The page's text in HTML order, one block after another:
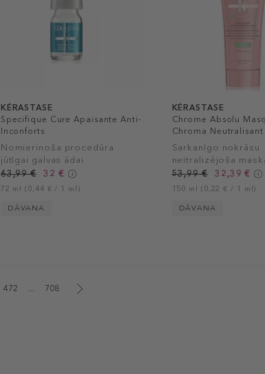
KÉRASTASE
Specifique Cure Apaisante Anti-
Inconforts
Nomierinoša procedūra
jūtīgai galvas ādai
63,99 €
32 €
72 ml (0,44 € / 1 ml)
DĀVANA
KÉRASTASE
Chrome Absolu
Chroma Neutralisant
Sarkanīgo nokrāsu
neitralizējoša
brūniem matiem
53,99 € 32,39 €
150 ml (0,22 € / 1 ml)
DĀVANA
472 ... 708